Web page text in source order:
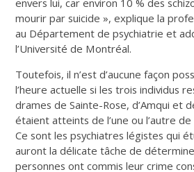
mourir par suicide », explique la
au Département de psychiatrie et
l’Université de Montréal.
Toutefois, il n’est d’aucune façon
l’heure actuelle si les trois individus
drames de Sainte-Rose, d’Amqui et
étaient atteints de l’une ou l’autre
Ce sont les psychiatres légistes qui
auront la délicate tâche de
personnes ont commis leur crime